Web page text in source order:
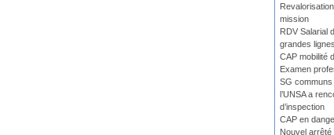
mission
RDV Salarial
grandes lignes
CAP mobilité
Examen
SG
l’UNSA a
d’inspection
CAP en
Nouvel arrêté